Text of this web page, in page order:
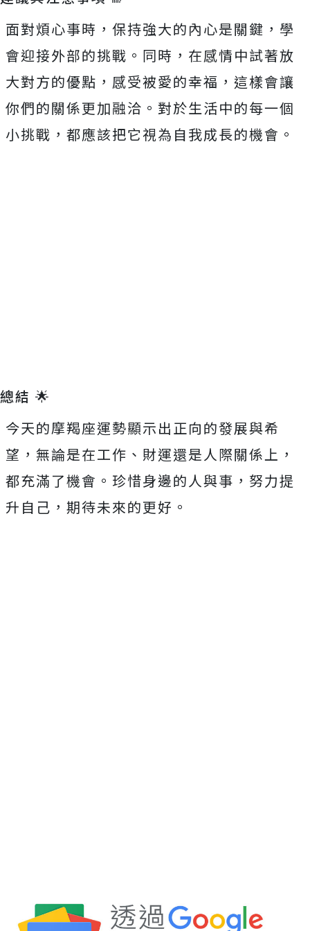
面對煩心事時，保持強大的內心是關鍵，學
會迎接外部的挑戰。同時，在感情中試著放
大對方的優點，感受被愛的幸福，這樣會讓
你們的關係更加融洽。對於生活中的每一個
小挑戰，都應該把它視為自我成長的機會。
總結 🌟
今天的摩羯座運勢顯示出正向的發展與希
望，無論是在工作、財運還是人際關係上，
都充滿了機會。珍惜身邊的人與事，努力提
升自己，期待未來的更好。